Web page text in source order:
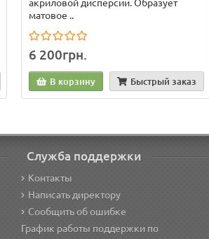
акриловой дисперсии. Образует
матовое ..
6 200грн.
В корзину Быстрый заказ
Служба поддержки
Контакты
Написать директору
Сообщить об ошибке
График работы поддержки по